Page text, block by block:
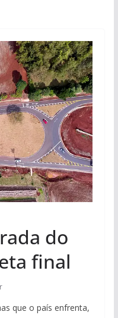
do
final
que o país enfrenta,